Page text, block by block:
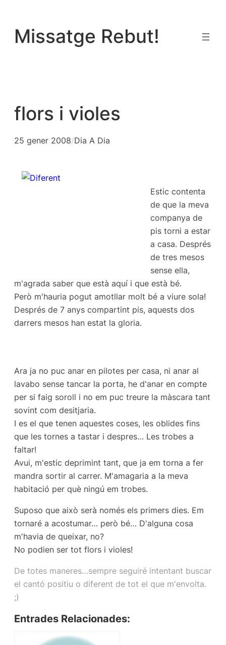
contingut
Missatge Rebut!
flors i violes
25 gener 2008/Dia A Dia
Estic contenta
de que la meva
companya de
pis torni a estar
a casa. Després
de tres mesos
sense ella,
m'agrada saber que està aquí i que està bé.
Però m'hauria pogut amotllar molt bé a viure sola!
Després de 7 anys compartint pis, aquests dos
darrers mesos han estat la gloria.
Ara ja no puc anar en pilotes per casa, ni anar al
lavabo sense tancar la porta, he d'anar en compte
per si faig soroll i no em puc treure la màscara tant
sovint com desitjaria.
I es el que tenen aquestes coses, les oblides fins
que les tornes a tastar i despres… Les trobes a
faltar!
Avui, m'estic deprimint tant, que ja em torna a fer
mandra sortir al carrer. M'amagaria a la meva
habitació per què ningú em trobes.
Suposo que això serà només els primers dies. Em
tornaré a acostumar… però bé… D'alguna cosa
m'havia de queixar, no?
No podien ser tot flors i violes!
De totes maneres…sempre seguiré intentant buscar
el cantó positiu o diferent de tot el que m'envolta.
;)
Entrades Relacionades: